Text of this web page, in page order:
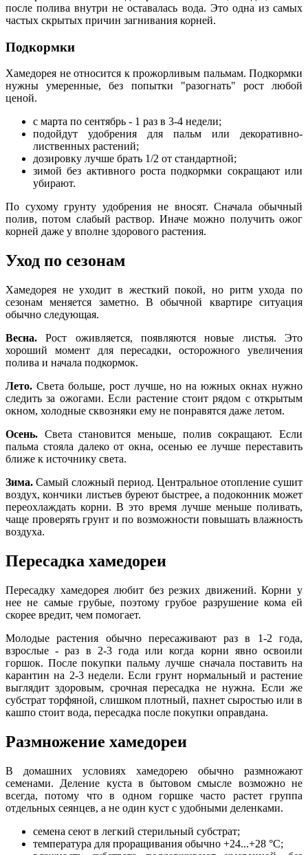
после полива внутри не оставалась вода. Это одна из самых
частых скрытых причин загнивания корней.
Подкормки
Хамедорея не относится к прожорливым пальмам. Подкормки
нужны умеренные, без попытки "разогнать" рост любой
ценой.
с марта по сентябрь - 1 раз в 3-4 недели;
подойдут удобрения для пальм или декоративно-
лиственных растений;
дозировку лучше брать 1/2 от стандартной;
зимой без активного роста подкормки сокращают или
убирают.
По сухому грунту удобрения не вносят. Сначала обычный
полив, потом слабый раствор. Иначе можно получить ожог
корней даже у вполне здорового растения.
Уход по сезонам
Хамедорея не уходит в жесткий покой, но ритм ухода по
сезонам меняется заметно. В обычной квартире ситуация
обычно следующая.
Весна. Рост оживляется, появляются новые листья. Это
хороший момент для пересадки, осторожного увеличения
полива и начала подкормок.
Лето. Света больше, рост лучше, но на южных окнах нужно
следить за ожогами. Если растение стоит рядом с открытым
окном, холодные сквозняки ему не понравятся даже летом.
Осень. Света становится меньше, полив сокращают. Если
пальма стояла далеко от окна, осенью ее лучше переставить
ближе к источнику света.
Зима. Самый сложный период. Центральное отопление сушит
воздух, кончики листьев буреют быстрее, а подоконник может
переохлаждать корни. В это время лучше меньше поливать,
чаще проверять грунт и по возможности повышать влажность
воздуха.
Пересадка хамедореи
Пересадку хамедорея любит без резких движений. Корни у
нее не самые грубые, поэтому грубое разрушение кома ей
скорее вредит, чем помогает.
Молодые растения обычно пересаживают раз в 1-2 года,
взрослые - раз в 2-3 года или когда корни явно освоили
горшок. После покупки пальму лучше сначала поставить на
карантин на 2-3 недели. Если грунт нормальный и растение
выглядит здоровым, срочная пересадка не нужна. Если же
субстрат торфяной, слишком плотный, пахнет сыростью или в
кашпо стоит вода, пересадка после покупки оправдана.
Размножение хамедореи
В домашних условиях хамедорею обычно размножают
семенами. Деление куста в бытовом смысле возможно не
всегда, потому что в одном горшке часто растет группа
отдельных сеянцев, а не один куст с удобными деленками.
семена сеют в легкий стерильный субстрат;
температура для проращивания обычно +24...+28 °C;